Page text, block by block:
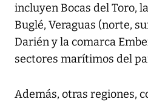
incluyen Bocas del Toro,
Buglé, Veraguas (norte,
Darién y la comarca
sectores marítimos del
Además, otras regiones,